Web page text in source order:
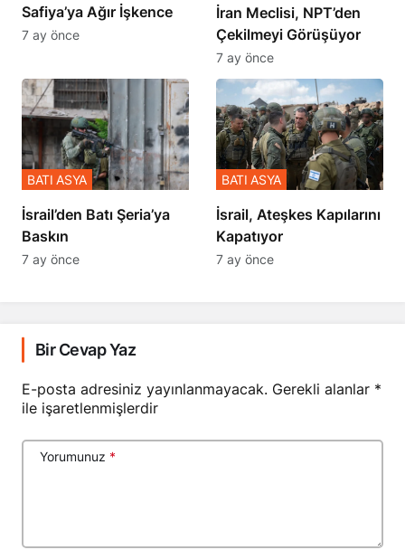
Safiya’ya Ağır İşkence
7 ay önce
İran Meclisi, NPT’den
Çekilmeyi Görüşüyor
7 ay önce
​​​​​​​İsrail’den Batı Şeria’ya
Baskın
BATI ASYA
7 ay önce
İsrail, Ateşkes Kapılarını
Kapatıyor
BATI ASYA
7 ay önce
Bir Cevap Yaz
E-posta adresiniz yayınlanmayacak. Gerekli alanlar *
ile işaretlenmişlerdir
Yorumunuz *